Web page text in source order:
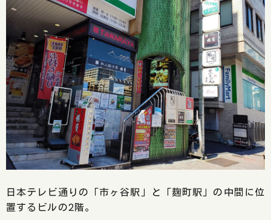
日本テレビ通りの「市ヶ谷駅」と「麹町駅」の中間に位
置するビルの2階。